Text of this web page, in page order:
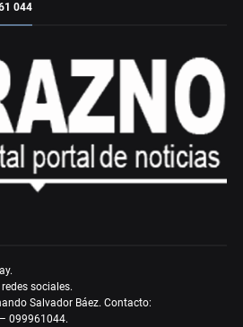
044
sociales.
Salvador Báez. Contacto:
– 099961044.